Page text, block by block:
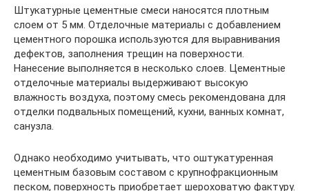
Штукатурные цементные смеси наносятся плотным
слоем от 5 мм. Отделочные материалы с добавлением
цементного порошка используются для выравнивания
дефектов, заполнения трещин на поверхности.
Нанесение выполняется в несколько слоев. Цементные
отделочные материалы выдерживают высокую
влажность воздуха, поэтому смесь рекомендована для
отделки подвальных помещений, кухни, ванных комнат,
санузла.
Однако необходимо учитывать, что оштукатуренная
цементным базовым составом с крупнофракционным
песком, поверхность приобретает шероховатую фактуру.